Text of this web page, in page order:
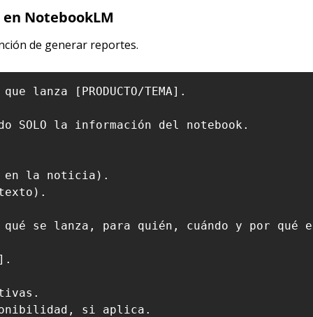
NotebookLM
de generar reportes.
lanza [PRODUCTO/TEMA].
SOLO la información del notebook.
en la noticia).
se lanza, para quién, cuándo y por qué
si aplica.